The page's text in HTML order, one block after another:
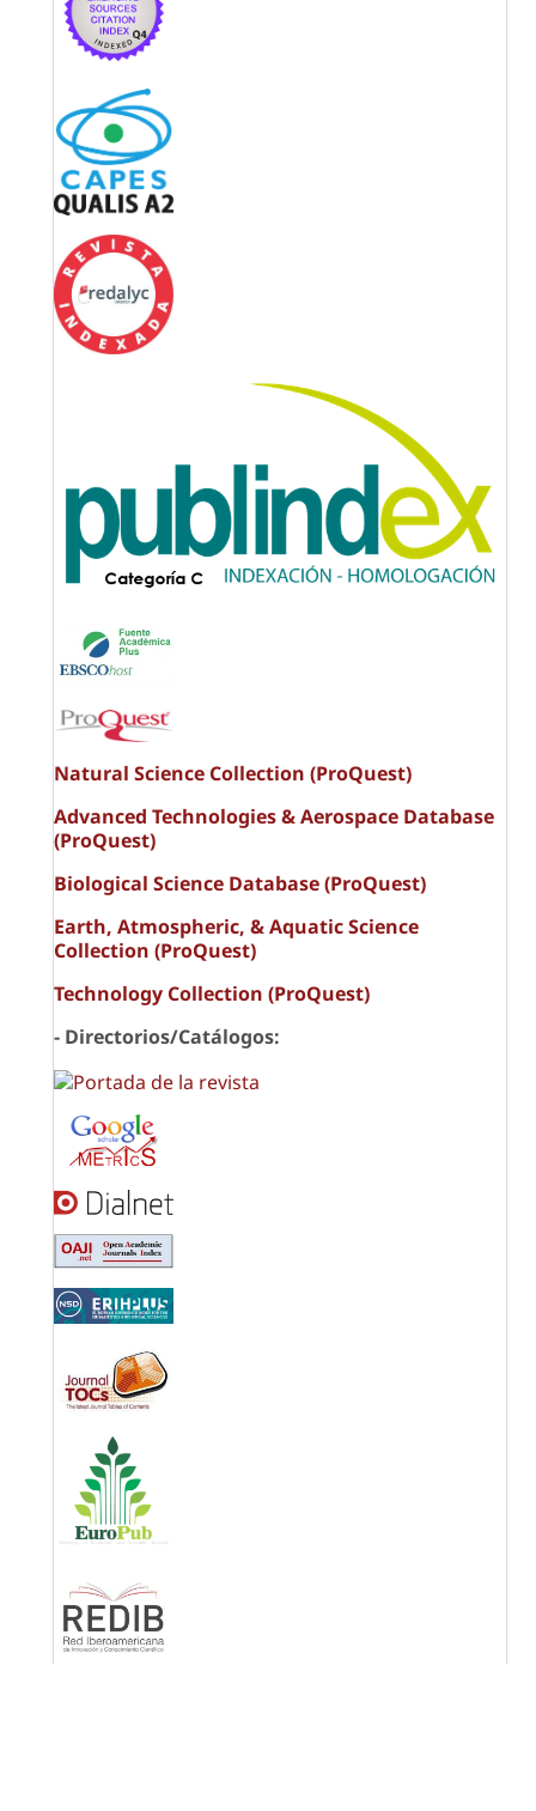
Natural Science Collection (ProQuest)
Advanced Technologies & Aerospace Database
(ProQuest)
Biological Science Database (ProQuest)
Earth, Atmospheric, & Aquatic Science
Collection (ProQuest)
Technology Collection (ProQuest)
- Directorios/Catálogos: